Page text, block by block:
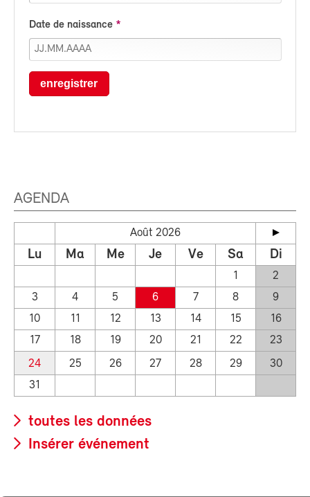
Date de naissance
enregistrer
AGENDA
Août 2026
Lu Ma Me Je Ve Sa Di
1
2
3
4 5 6 7 8
9
10
11 12 13 14 15
16
17
18 19 20 21 22
23
24
25 26 27 28 29
30
31
toutes les données
Insérer événement